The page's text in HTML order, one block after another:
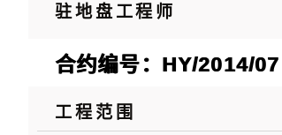
驻地盘工程师
合约编号：HY/2014/07
工程范围